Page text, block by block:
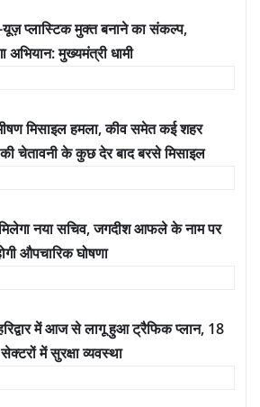
प्लास्टिक मुक्त बनाने का संकल्प,
अभियान: मुख्यमंत्री धामी
मिसाइल हमला, कीव समेत कई शहर
चेतावनी के कुछ देर बाद बरसे मिसाइल
मिलेगा नया सचिव, जगदीश आफले के नाम पर
औपचारिक घोषणा
में आज से लागू हुआ ट्रैफिक प्लान, 18
में सुरक्षा व्यवस्था